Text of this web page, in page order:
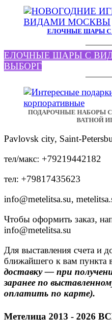
ЕЛОЧНЫЕ ШАРЫ
ЕЛОЧНЫЕ ШАРЫ С
ВЫБОРГ
ПОДАРОЧНЫЕ НАБОРЫ
ВАТНОЙ
Pavlovsk city, Saint-
тел/макс: +79219442182
тел: +79817435623
info@metelitsa.su,
Чтобы оформить заказ,
info@metelitsa.su
Для выставления счета и
ближайшего к вам
доставку — при
заранее по
оплатить по карте).
Метелица 2013 - 2026